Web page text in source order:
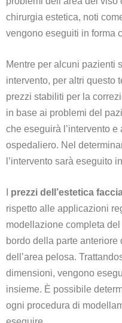
chirurgia estetica, noti
vengono eseguiti in forma
Mentre per alcuni pazienti
intervento, per altri questo
prezzi stabiliti per la
in base ai problemi del
che eseguirà l’intervento
ospedaliero. Nel
l’intervento sarà eseguito
prezzi dell’estetica
rispetto alle applicazioni
modellazione completa del
bordo della parte anteriore
dell’area pelosa.
dimensioni, vengono
insieme. È possibile
ogni procedura di